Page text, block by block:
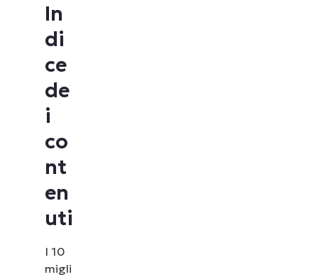
In
di
ce
de
i
co
nt
en
uti
I 10
migli